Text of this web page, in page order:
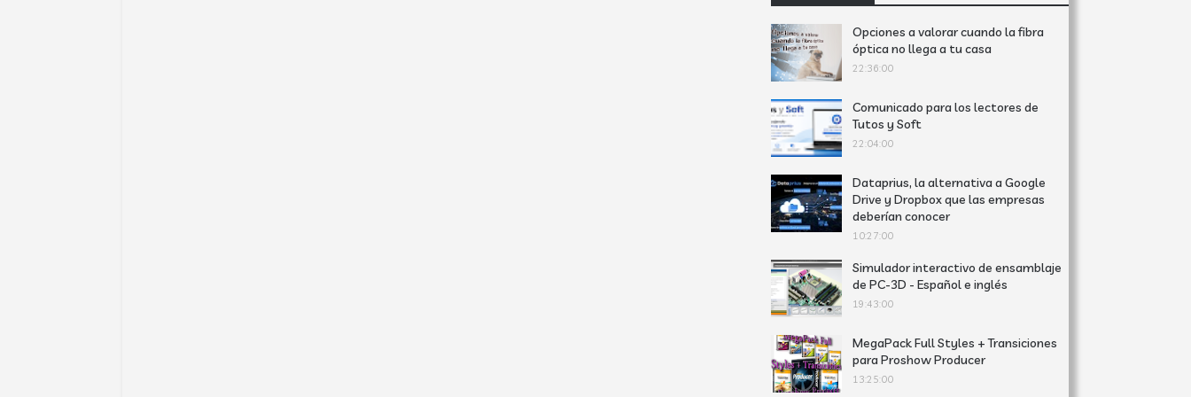
Opciones a valorar cuando la fibra
óptica no llega a tu casa
22:36:00
Comunicado para los lectores de
Tutos y Soft
22:04:00
Dataprius, la alternativa a Google
Drive y Dropbox que las empresas
deberían conocer
10:27:00
Simulador interactivo de ensamblaje
de PC-3D - Español e inglés
19:43:00
MegaPack Full Styles + Transiciones
para Proshow Producer
13:25:00